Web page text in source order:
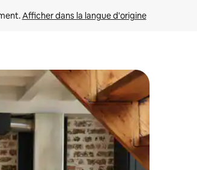
Afficher dans la langue d'origine